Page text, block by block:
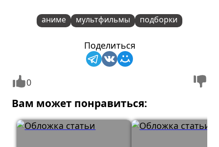
аниме мультфильмы подборки
Поделиться
0
Вам может понравиться: